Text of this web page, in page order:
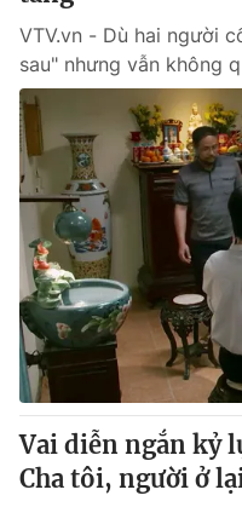
VTV.vn - Dù hai người
sau" nhưng vẫn không
Vai diễn ngắn kỷ
Cha tôi, người ở